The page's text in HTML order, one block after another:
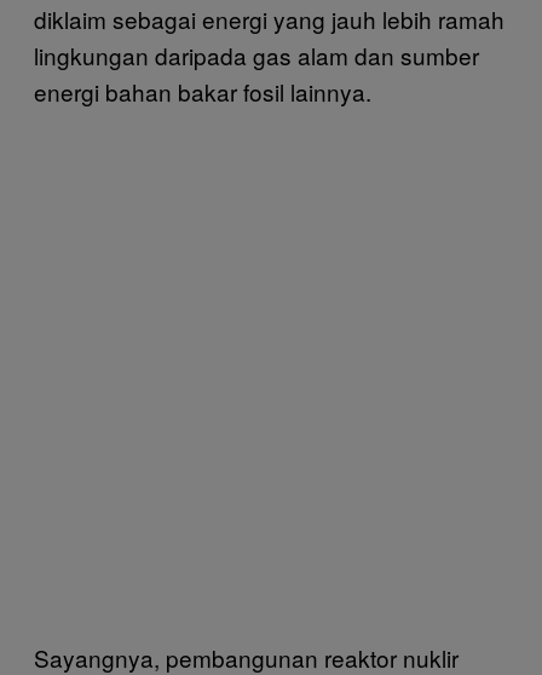
diklaim sebagai energi yang jauh lebih ramah
lingkungan daripada gas alam dan sumber
energi bahan bakar fosil lainnya.
Sayangnya, pembangunan reaktor nuklir